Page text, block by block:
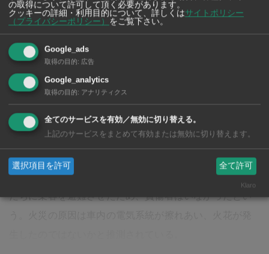
クラシック・ハナ（フルールクラシック）
大地の恵みたっぷりの“トロピカルギフト”を 南
国・タイから新鮮なまま日本へお届け
バンコク大量輸送公社（BMTA）の発表によると、火災が
発生したのはエアコン付き140号線のバスで、運転手がた
だちに乗客を避難させたため、負傷者はいなかったとい
の取得について許可して頂く必要があります。
クッキーの詳細・利用目的について、詳しくはサイトポリシー
（プライバシーポリシー）
をご覧下さい。
Google_ads
取得の目的: 広告
Google_analytics
取得の目的: アナリティクス
全てのサービスを有効／無効に切り替える。
上記のサービスをまとめて有効または無効に切り替えます。
選択項目を許可 全て許可
Klaro